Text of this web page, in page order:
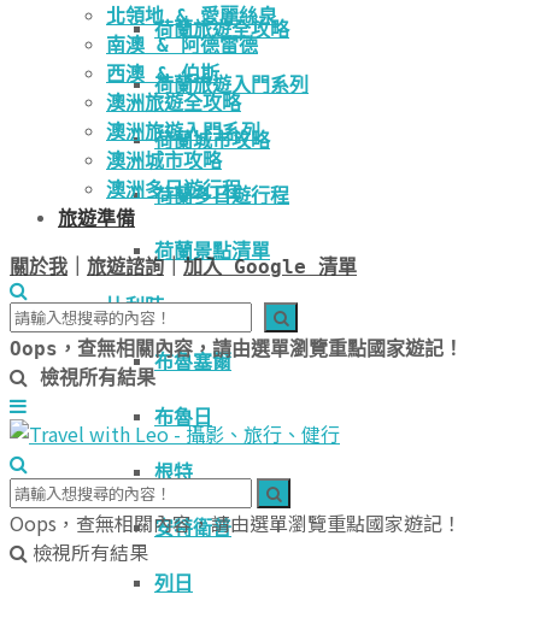
荷蘭旅遊全攻略
荷蘭旅遊入門系列
荷蘭城市攻略
荷蘭多日遊行程
荷蘭景點清單
比利時
布魯塞爾
布魯日
根特
安特衛普
列日
北領地 & 愛麗絲泉
南澳 & 阿德雷德
西澳 & 伯斯
澳洲旅遊全攻略
澳洲旅遊入門系列
澳洲城市攻略
澳洲多日遊行程
旅遊準備
關於我 旅遊諮詢｜加入 Google 清單
Oops，查無相關內容，請由選單瀏覽重點國家遊記！
檢視所有結果
Oops，查無相關內容，請由選單瀏覽重點國家遊記！
檢視所有結果